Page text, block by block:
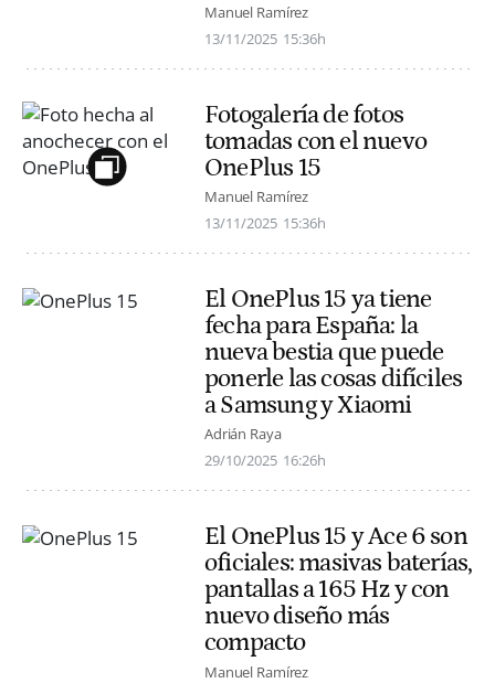
Manuel Ramírez
13/11/2025 15:36h
Fotogalería de fotos
tomadas con el nuevo
OnePlus 15
Manuel Ramírez
13/11/2025 15:36h
El OnePlus 15 ya tiene
fecha para España: la
nueva bestia que puede
ponerle las cosas difíciles
a Samsung y Xiaomi
Adrián Raya
29/10/2025 16:26h
El OnePlus 15 y Ace 6 son
oficiales: masivas baterías,
pantallas a 165 Hz y con
nuevo diseño más
compacto
Manuel Ramírez